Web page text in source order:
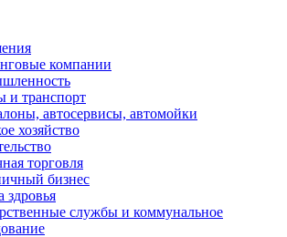
компании
и транспорт
автосервисы, автомойки
хозяйство
торговля
бизнес
здровья
службы и коммунальное